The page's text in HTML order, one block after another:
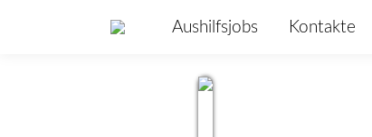
Aushilfsjobs Kontakte